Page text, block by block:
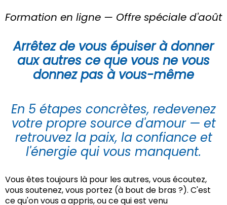
Formation en ligne — Offre spéciale d'août
Arrêtez de vous épuiser à donner
aux autres ce que vous ne vous
donnez pas à vous-même
En 5 étapes concrètes, redevenez
votre propre source d'amour — et
retrouvez la paix, la confiance et
l'énergie qui vous manquent.
Vous êtes toujours là pour les autres, vous écoutez,
vous soutenez, vous portez (à bout de bras ?). C'est
ce qu'on vous a appris, ou ce qui est venu